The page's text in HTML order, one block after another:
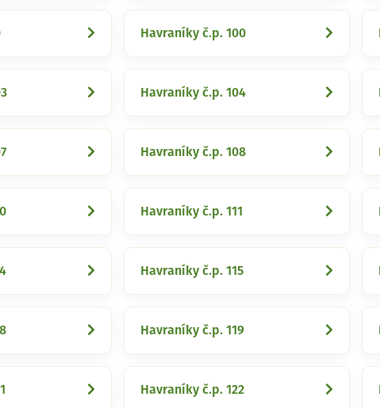
Havraníky č.p. 100
Havraníky č.p. 104
Havraníky č.p. 108
Havraníky č.p. 111
Havraníky č.p. 115
Havraníky č.p. 119
Havraníky č.p. 122